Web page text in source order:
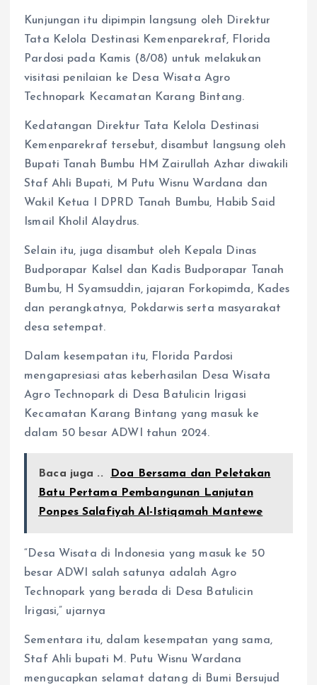
Kunjungan itu dipimpin langsung oleh Direktur
Tata Kelola Destinasi Kemenparekraf, Florida
Pardosi pada Kamis (8/08) untuk melakukan
visitasi penilaian ke Desa Wisata Agro
Technopark Kecamatan Karang Bintang.
Kedatangan Direktur Tata Kelola Destinasi
Kemenparekraf tersebut, disambut langsung oleh
Bupati Tanah Bumbu HM Zairullah Azhar diwakili
Staf Ahli Bupati, M Putu Wisnu Wardana dan
Wakil Ketua I DPRD Tanah Bumbu, Habib Said
Ismail Kholil Alaydrus.
Selain itu, juga disambut oleh Kepala Dinas
Budporapar Kalsel dan Kadis Budporapar Tanah
Bumbu, H Syamsuddin, jajaran Forkopimda, Kades
dan perangkatnya, Pokdarwis serta masyarakat
desa setempat.
Dalam kesempatan itu, Florida Pardosi
mengapresiasi atas keberhasilan Desa Wisata
Agro Technopark di Desa Batulicin Irigasi
Kecamatan Karang Bintang yang masuk ke
dalam 50 besar ADWI tahun 2024.
Baca juga ..
Doa Bersama dan Peletakan
Batu Pertama Pembangunan Lanjutan
Ponpes Salafiyah Al-Istiqamah Mantewe
“Desa Wisata di Indonesia yang masuk ke 50
besar ADWI salah satunya adalah Agro
Technopark yang berada di Desa Batulicin
Irigasi,” ujarnya
Sementara itu, dalam kesempatan yang sama,
Staf Ahli bupati M. Putu Wisnu Wardana
mengucapkan selamat datang di Bumi Bersujud